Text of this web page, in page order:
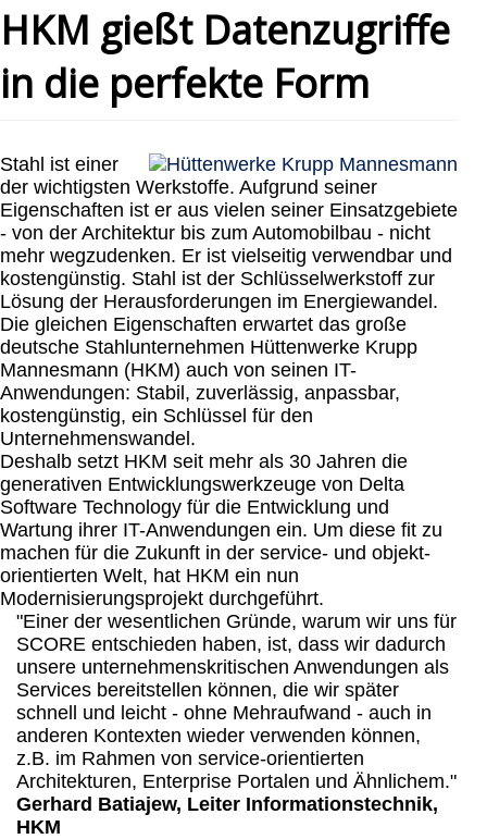
HKM gießt Datenzugriffe
in die perfekte Form
Stahl ist einer
der wichtigsten Werkstoffe. Aufgrund seiner
Eigenschaften ist er aus vielen seiner Einsatzgebiete
- von der Architektur bis zum Automobilbau - nicht
mehr wegzudenken. Er ist vielseitig verwendbar und
kostengünstig. Stahl ist der Schlüsselwerkstoff zur
Lösung der Herausforderungen im Energiewandel.
Die gleichen Eigenschaften erwartet das große
deutsche Stahlunternehmen Hüttenwerke Krupp
Mannesmann (HKM) auch von seinen IT-
Anwendungen: Stabil, zuverlässig, anpassbar,
kostengünstig, ein Schlüssel für den
Unternehmenswandel.
Deshalb setzt HKM seit mehr als 30 Jahren die
generativen Entwicklungswerkzeuge von Delta
Software Technology für die Entwicklung und
Wartung ihrer IT-Anwendungen ein. Um diese fit zu
machen für die Zukunft in der service- und objekt-
orientierten Welt, hat HKM ein nun
Modernisierungsprojekt durchgeführt.
"Einer der wesentlichen Gründe, warum wir uns für
SCORE entschieden haben, ist, dass wir dadurch
unsere unternehmenskritischen Anwendungen als
Services bereitstellen können, die wir später
schnell und leicht - ohne Mehraufwand - auch in
anderen Kontexten wieder verwenden können,
z.B. im Rahmen von service-orientierten
Architekturen, Enterprise Portalen und Ähnlichem."
Gerhard Batiajew, Leiter Informationstechnik,
HKM